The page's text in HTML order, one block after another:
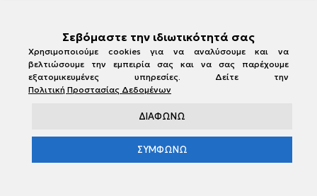
e-damianakis.gr © 2026
Σεβόμαστε την ιδιωτικότητά σας
Χρησιμοποιούμε cookies για να αναλύσουμε και να
βελτιώσουμε την εμπειρία σας και να σας παρέχουμε
εξατομικευμένες υπηρεσίες. Δείτε την
Πολιτική Προστασίας Δεδομένων
ΔΙΑΦΩΝΩ
ΣΥΜΦΩΝΩ